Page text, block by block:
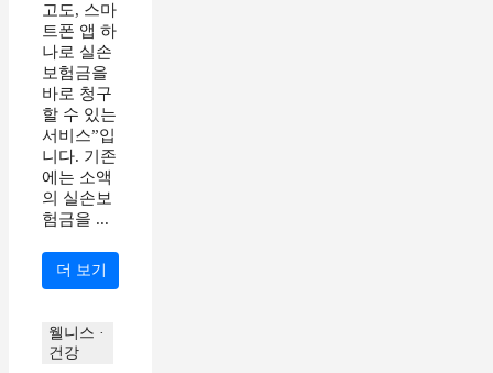
고도, 스마
트폰 앱 하
나로 실손
보험금을
바로 청구
할 수 있는
서비스”입
니다. 기존
에는 소액
의 실손보
험금을 ...
더 보기
웰니스 ·
건강